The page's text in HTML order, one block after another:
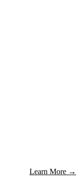
Learn More →